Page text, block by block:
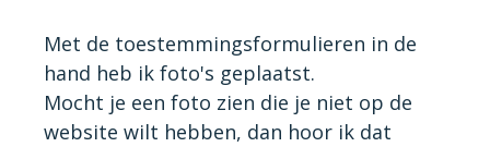
Met de toestemmingsformulieren in de
hand heb ik foto's geplaatst.
Mocht je een foto zien die je niet op de
website wilt hebben, dan hoor ik dat